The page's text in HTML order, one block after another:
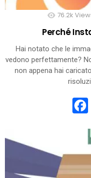
76.2k
Perché
Hai notato che le
vedono perfettamente?
non appena hai